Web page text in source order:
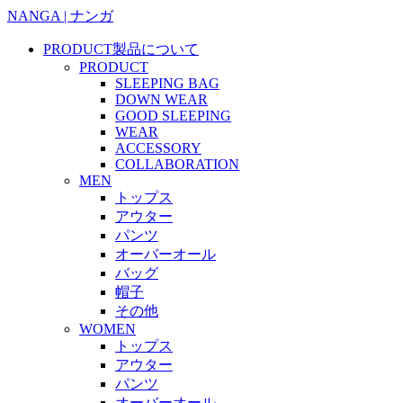
NANGA | ナンガ
PRODUCT製品について
PRODUCT
SLEEPING BAG
DOWN WEAR
GOOD SLEEPING
WEAR
ACCESSORY
COLLABORATION
MEN
トップス
アウター
パンツ
オーバーオール
バッグ
帽子
その他
WOMEN
トップス
アウター
パンツ